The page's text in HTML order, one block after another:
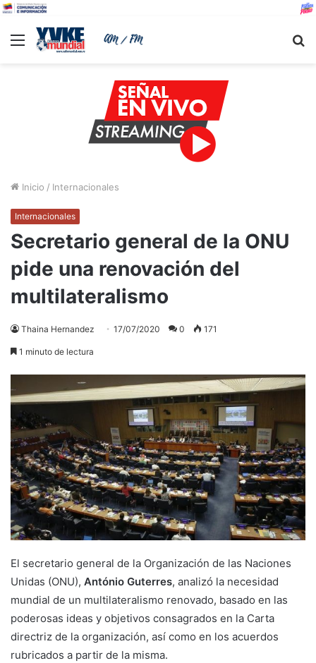
Menu
Inicio / Internacionales
Internacionales
Secretario general de la ONU
pide una renovación del
multilateralismo
Thaina Hernandez 17/07/2020 0 171
1 minuto de lectura
El secretario general de la Organización de las Naciones
Unidas (ONU), António Guterres, analizó la necesidad
mundial de un multilateralismo renovado, basado en las
poderosas ideas y objetivos consagrados en la Carta
directriz de la organización, así como en los acuerdos
rubricados a partir de la misma.